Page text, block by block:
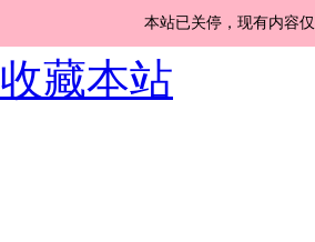
本站已关停，现有内容
收藏本站